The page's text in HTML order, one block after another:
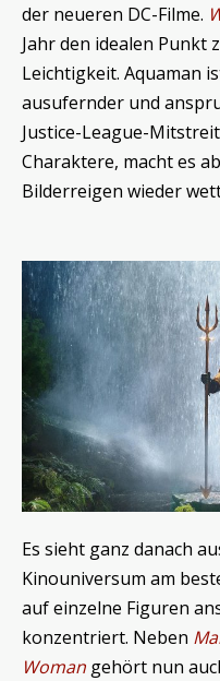
der neueren DC-Filme.
Jahr den idealen Punkt
Leichtigkeit. Aquaman
ausufernder und
Justice-League-
Charaktere, macht es
Bilderreigen wieder
Es sieht ganz danach
Kinouniversum am
auf einzelne Figuren
konzentriert. Neben
Woman gehört nun